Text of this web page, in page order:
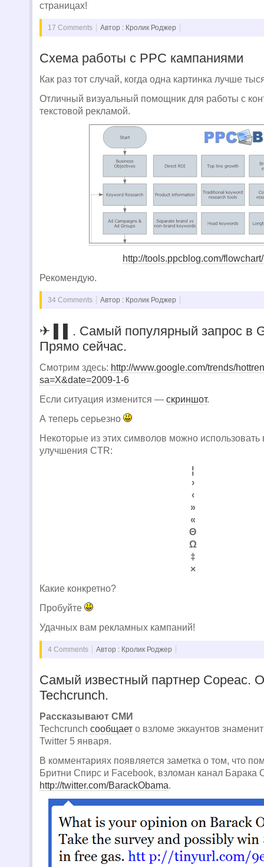
страницах!
17 Comments Автор : Кролик Роджер
Схема работы с PPC кампаниями
Как раз тот случай, когда одна картинка лучше
Отличный визуальный помощник для работы с
текстовой рекламой.
http://tools.ppcblog.com/flowchart/
Рекомендую.
34 Comments Автор : Кролик Роджер
✈ ▌▌. Самый популярный запрос в
Прямо сейчас.
Смотрим здесь: http://www.google.com/trends/
sa=X&date=2009-1-6
Если ситуация изменится — скриншот.
А теперь серьезно
Некоторые из этих символов можно использовать
улучшения CTR:
¦
›
‹
»
«
Θ
Ω
‡
×
Какие конкретно?
Пробуйте
Удачных вам рекламных кампаний!
4 Comments Автор : Кролик Роджер
Самый известный партнер Copeac.
Techcrunch.
Рассказывают СМИ
Techcrunch сообщает о взломе эккаунтов
Twitter 5 января.
В комментариях появляется заметка о том, что
Бритни Спирс и Facebook, взломан канал Барака
http://twitter.com/BarackObama.